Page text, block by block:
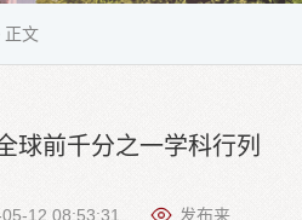
正文
球前千分之一学科行列
12 08:53:31
发布来